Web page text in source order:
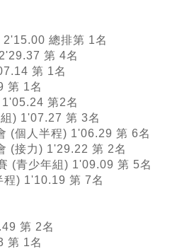
總排第 1名
第 4名
第 1名
第 1名
第2名
) 1'07.27 第 3名
(個人半程) 1'06.29 第 6名
(接力) 1'29.22 第 2名
(青少年組) 1'09.09 第 5名
程) 1'10.19 第 7名
第 2名
第 1名